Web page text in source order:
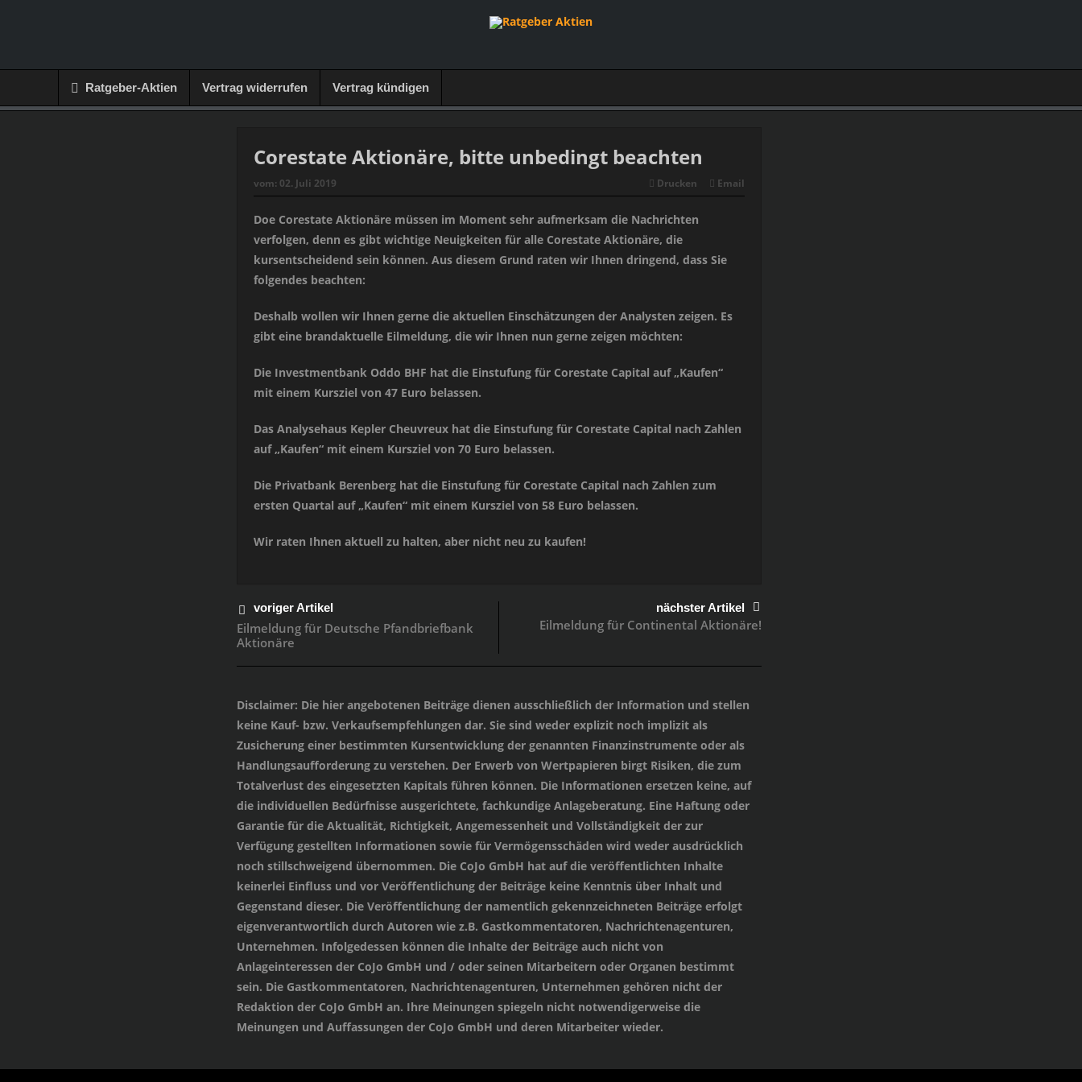
Ratgeber-Aktien Vertrag widerrufen Vertrag kündigen
Corestate Aktionäre, bitte unbedingt beachten
vom: 02. Juli 2019 Drucken Email
Doe Corestate Aktionäre müssen im Moment sehr aufmerksam die Nachrichten
verfolgen, denn es gibt wichtige Neuigkeiten für alle Corestate Aktionäre, die
kursentscheidend sein können. Aus diesem Grund raten wir Ihnen dringend, dass Sie
folgendes beachten:
Deshalb wollen wir Ihnen gerne die aktuellen Einschätzungen der Analysten zeigen. Es
gibt eine brandaktuelle Eilmeldung, die wir Ihnen nun gerne zeigen möchten:
Die Investmentbank Oddo BHF hat die Einstufung für Corestate Capital auf „Kaufen“
mit einem Kursziel von 47 Euro belassen.
Das Analysehaus Kepler Cheuvreux hat die Einstufung für Corestate Capital nach Zahlen
auf „Kaufen“ mit einem Kursziel von 70 Euro belassen.
Die Privatbank Berenberg hat die Einstufung für Corestate Capital nach Zahlen zum
ersten Quartal auf „Kaufen“ mit einem Kursziel von 58 Euro belassen.
Wir raten Ihnen aktuell zu halten, aber nicht neu zu kaufen!
voriger Artikel
Eilmeldung für Deutsche Pfandbriefbank
Aktionäre
nächster Artikel
Eilmeldung für Continental Aktionäre!
Disclaimer: Die hier angebotenen Beiträge dienen ausschließlich der Information und stellen
keine Kauf- bzw. Verkaufsempfehlungen dar. Sie sind weder explizit noch implizit als
Zusicherung einer bestimmten Kursentwicklung der genannten Finanzinstrumente oder als
Handlungsaufforderung zu verstehen. Der Erwerb von Wertpapieren birgt Risiken, die zum
Totalverlust des eingesetzten Kapitals führen können. Die Informationen ersetzen keine, auf
die individuellen Bedürfnisse ausgerichtete, fachkundige Anlageberatung. Eine Haftung oder
Garantie für die Aktualität, Richtigkeit, Angemessenheit und Vollständigkeit der zur
Verfügung gestellten Informationen sowie für Vermögensschäden wird weder ausdrücklich
noch stillschweigend übernommen. Die CoJo GmbH hat auf die veröffentlichten Inhalte
keinerlei Einfluss und vor Veröffentlichung der Beiträge keine Kenntnis über Inhalt und
Gegenstand dieser. Die Veröffentlichung der namentlich gekennzeichneten Beiträge erfolgt
eigenverantwortlich durch Autoren wie z.B. Gastkommentatoren, Nachrichtenagenturen,
Unternehmen. Infolgedessen können die Inhalte der Beiträge auch nicht von
Anlageinteressen der CoJo GmbH und / oder seinen Mitarbeitern oder Organen bestimmt
sein. Die Gastkommentatoren, Nachrichtenagenturen, Unternehmen gehören nicht der
Redaktion der CoJo GmbH an. Ihre Meinungen spiegeln nicht notwendigerweise die
Meinungen und Auffassungen der CoJo GmbH und deren Mitarbeiter wieder.